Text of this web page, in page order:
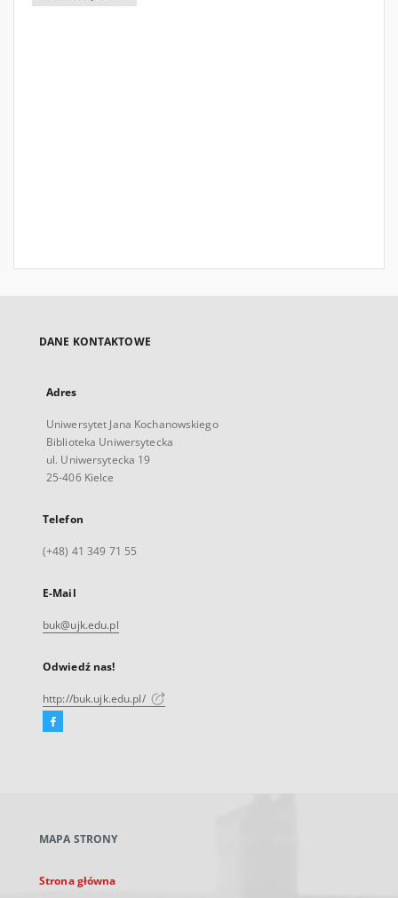
DANE KONTAKTOWE
Adres
Uniwersytet Jana Kochanowskiego
Biblioteka Uniwersytecka
ul. Uniwersytecka 19
25-406 Kielce
Telefon
(+48) 41 349 71 55
E-Mail
buk@ujk.edu.pl
Odwiedź nas!
http://buk.ujk.edu.pl/
Facebook
karcie
MAPA STRONY
Strona główna